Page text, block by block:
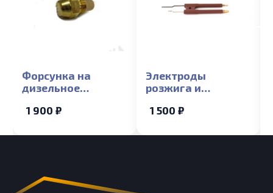
Форсунка на
дизельное
2035RPD
1 900 ₽
Электроды
розжига и
Navien GA 11-17K
1 500 ₽